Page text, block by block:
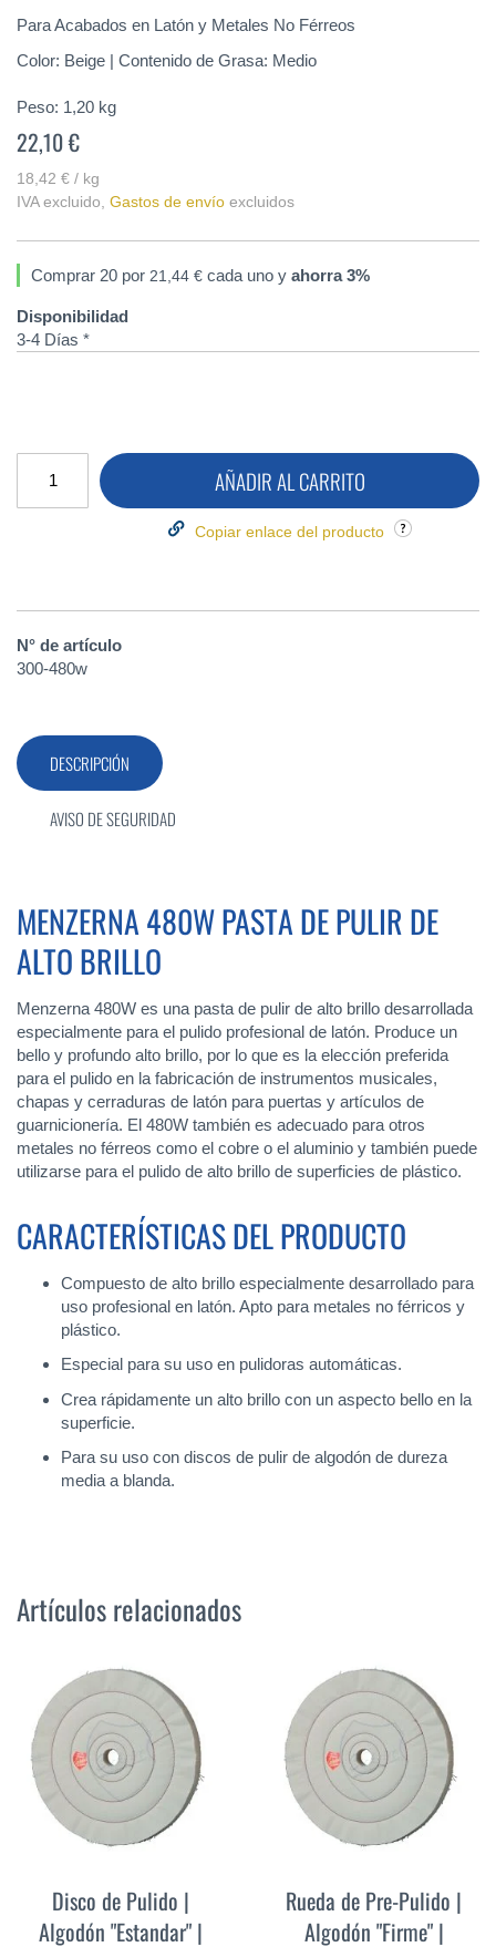
de
imágenes
Para Acabados en Latón y Metales No Férreos
Color: Beige | Contenido de Grasa: Medio
Peso: 1,20 kg
22,10 €
18,42 € / kg
IVA excluido Gastos de envío excluidos
Comprar 20 por 21,44 € cada uno y ahorra3%
Disponibilidad
3-4 Días *
AÑADIR AL CARRITO
Copiar enlace del producto
N° de artículo
300-480w
DESCRIPCIÓN
MENZERNA 480W PASTA DE PULIR DE
ALTO BRILLO
Menzerna 480W es una pasta de pulir de alto brillo desarrollada
especialmente para el pulido profesional de latón. Produce un
bello y profundo alto brillo, por lo que es la elección preferida
para el pulido en la fabricación de instrumentos musicales,
chapas y cerraduras de latón para puertas y artículos de
guarnicionería. El 480W también es adecuado para otros
metales no férreos como el cobre o el aluminio y también puede
utilizarse para el pulido de alto brillo de superficies de plástico.
CARACTERÍSTICAS DEL PRODUCTO
Compuesto de alto brillo especialmente desarrollado para
uso profesional en latón. Apto para metales no férricos y
plástico.
Especial para su uso en pulidoras automáticas.
Crea rápidamente un alto brillo con un aspecto bello en la
superficie.
Para su uso con discos de pulir de algodón de dureza
media a blanda.
AVISO DE SEGURIDAD
Artículos relacionados
Disco de Pulido |
Algodón "Estandar" |
Rueda de Pre-Pulido |
Algodón "Firme" |